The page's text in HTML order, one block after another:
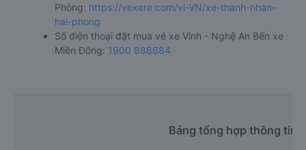
Phòng: https://vexere.com/vi-VN/xe-thanh-nhan-
hai-phong
Số điện thoại đặt mua vé xe Vinh - Nghệ An Bến xe
Miền Đông: 1900 888684
Bảng tổng hợp thông tin